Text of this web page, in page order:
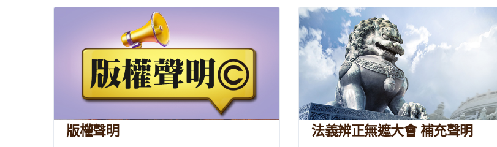
版權聲明 法義辨正無遮大會 補充聲明